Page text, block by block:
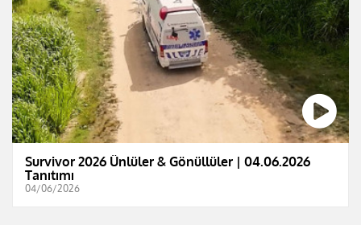
Survivor 2026 Ünlüler & Gönüllüler | 04.06.2026
Tanıtımı
04/06/2026